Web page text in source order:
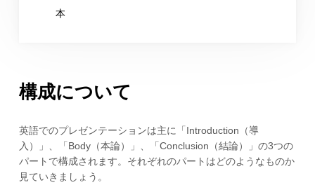
本
構成について
英語でのプレゼンテーションは主に「Introduction（導
入）」、「Body（本論）」、「Conclusion（結論）」の3つの
パートで構成されます。それぞれのパートはどのようなものか
見ていきましょう。